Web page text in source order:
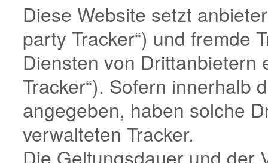
Diese Website setzt
party Tracker“) und fremde
Diensten von Drittanbietern
Tracker“). Sofern innerhalb
angegeben, haben solche
verwalteten Tracker.
Die Geltungsdauer und der